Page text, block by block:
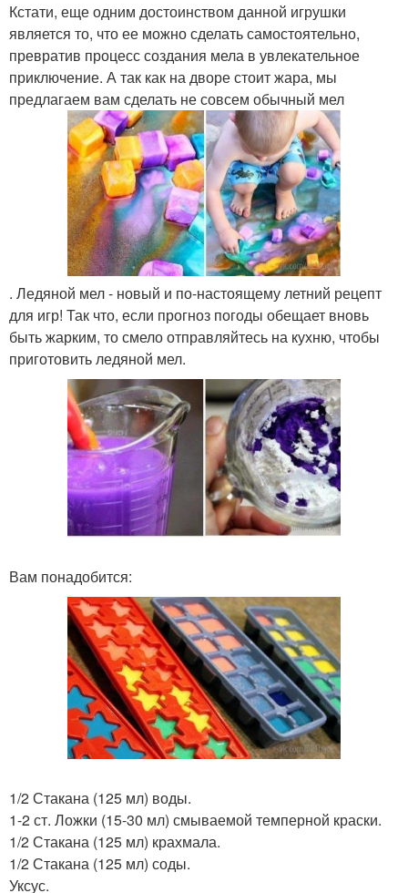
Кстати, еще одним достоинством данной игрушки
является то, что ее можно сделать самостоятельно,
превратив процесс создания мела в увлекательное
приключение. А так как на дворе стоит жара, мы
предлагаем вам сделать не совсем обычный мел
. Ледяной мел - новый и по-настоящему летний рецепт
для игр! Так что, если прогноз погоды обещает вновь
быть жарким, то смело отправляйтесь на кухню, чтобы
приготовить ледяной мел.
Вам понадобится:
1/2 Стакана (125 мл) воды.
1-2 ст. Ложки (15-30 мл) смываемой темперной краски.
1/2 Стакана (125 мл) крахмала.
1/2 Стакана (125 мл) соды.
Уксус.